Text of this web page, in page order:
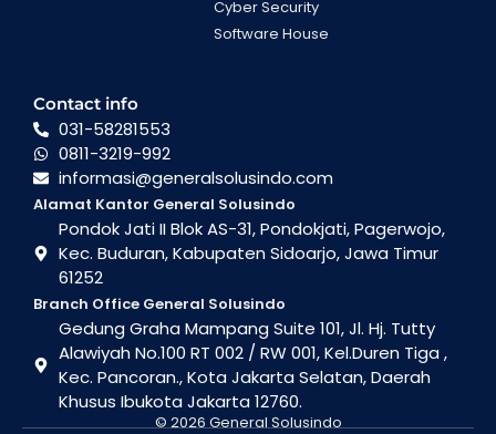
Cyber Security
Software House
Contact info
031-58281553
0811-3219-992
informasi@generalsolusindo.com
Alamat Kantor General Solusindo
Pondok Jati II Blok AS-31, Pondokjati, Pagerwojo,
Kec. Buduran, Kabupaten Sidoarjo, Jawa Timur
61252
Branch Office General Solusindo
Gedung Graha Mampang Suite 101, Jl. Hj. Tutty
Alawiyah No.100 RT 002 / RW 001, Kel.Duren Tiga ,
Kec. Pancoran., Kota Jakarta Selatan, Daerah
Khusus Ibukota Jakarta 12760.
© 2026 General Solusindo